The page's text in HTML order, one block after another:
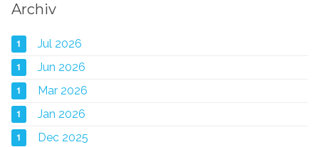
Archiv
1 Jul 2026
1 Jun 2026
1 Mar 2026
1 Jan 2026
1 Dec 2025